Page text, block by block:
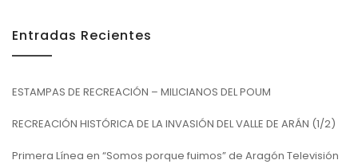
Entradas Recientes
ESTAMPAS DE RECREACIÓN – MILICIANOS DEL POUM
RECREACIÓN HISTÓRICA DE LA INVASIÓN DEL VALLE DE ARÁN (1/2)
Primera Línea en “Somos porque fuimos” de Aragón Televisión